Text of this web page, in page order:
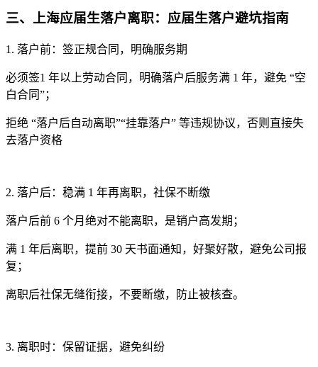
三、上海应届生落户离职：应届生落户避坑指南
1. 落户前：签正规合同，明确服务期
必须签1 年以上劳动合同，明确落户后服务满 1 年，避免 “空
白合同”；
拒绝 “落户后自动离职”“挂靠落户” 等违规协议，否则直接失
去落户资格
2. 落户后：稳满 1 年再离职，社保不断缴
落户后前 6 个月绝对不能离职，是销户高发期；
满 1 年后离职，提前 30 天书面通知，好聚好散，避免公司报
复；
离职后社保无缝衔接，不要断缴，防止被核查。
3. 离职时：保留证据，避免纠纷